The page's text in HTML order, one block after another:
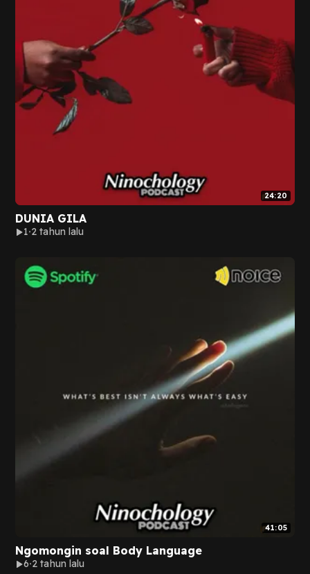
24:20
DUNIA GILA
1 2 tahun lalu
41:05
Ngomongin soal Body Language
6 2 tahun lalu